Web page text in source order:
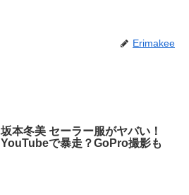
Erimakee
坂本冬美 セーラー服がヤバい！
YouTubeで暴走？GoPro撮影も